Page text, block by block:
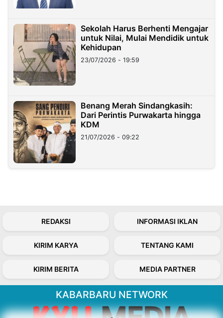
Sekolah Harus Berhenti Mengajar
untuk Nilai, Mulai Mendidik untuk
Kehidupan
23/07/2026 - 19:59
Benang Merah Sindangkasih:
Dari Perintis Purwakarta hingga
KDM
21/07/2026 - 09:22
REDAKSI INFORMASI IKLAN
KIRIM KARYA TENTANG KAMI
KIRIM BERITA MEDIA PARTNER
KABARBARU NETWORK